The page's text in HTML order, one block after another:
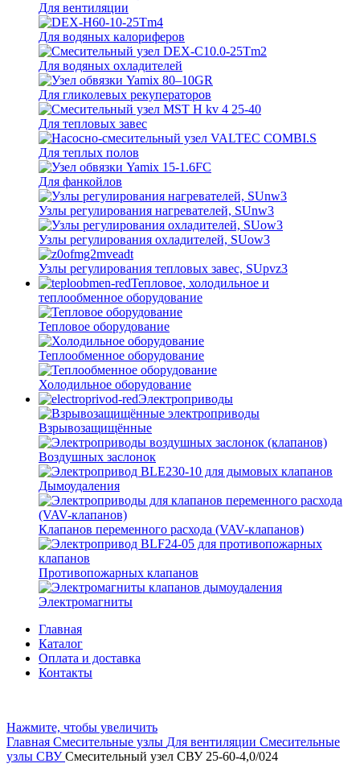
Для вентиляции
Для водяных калориферов
Для водяных охладителей
Для гликолевых рекуператоров
Для тепловых завес
Для теплых полов
Для фанкойлов
Узлы регулирования нагревателей, SUnw3
Узлы регулирования охладителей, SUow3
Узлы регулирования тепловых завес, SUpvz3
Тепловое, холодильное и
теплообменное оборудование
Тепловое оборудование
Теплообменное оборудование
Холодильное оборудование
Электроприводы
Взрывозащищённые
Воздушных заслонок
Дымоудаления
Клапанов переменного расхода (VAV-клапанов)
Противопожарных клапанов
Электромагниты
Главная
Каталог
Оплата и доставка
Контакты
Нажмите, чтобы увеличить
Главная Смесительные узлы Для вентиляции Смесительные
узлы СВУСмесительный узел СВУ 25-60-4,0/024